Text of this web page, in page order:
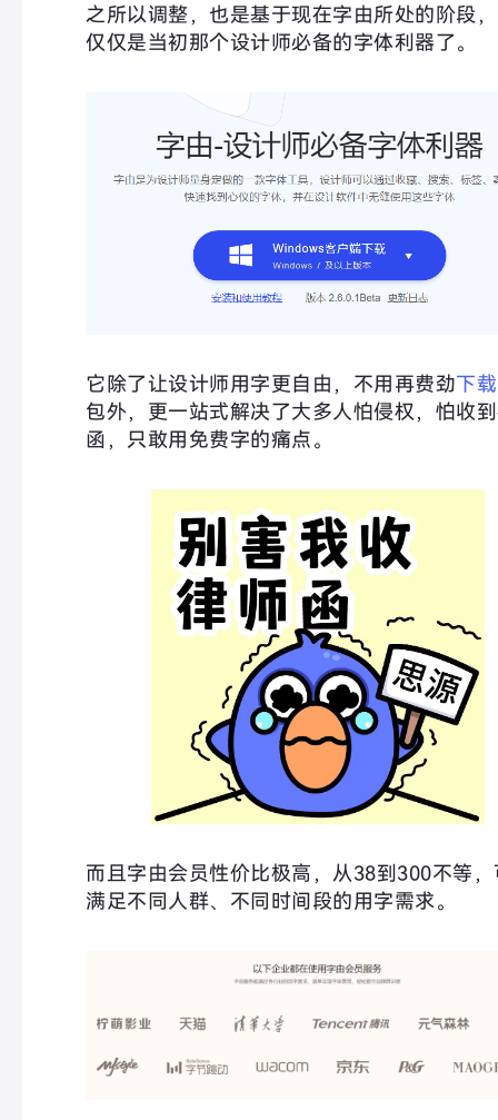
之所以调整，也是基于现在字由所处的阶段
仅仅是当初那个设计师必备的字体利器了。
它除了让设计师用字更自由，不用再费劲下
包外，更一站式解决了大多人怕侵权，怕收
函，只敢用免费字的痛点。
而且字由会员性价比极高，从38到300不等
满足不同人群、不同时间段的用字需求。